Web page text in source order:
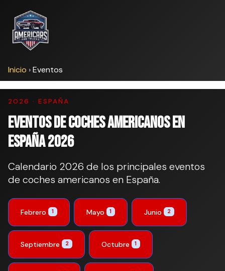
Inicio ›Eventos
2026 · ESPAÑA
Eventos de coches americanos en
España 2026
Calendario 2026 de los principales eventos
de coches americanos en España.
Febrero 1 Mayo 1 Junio 2
Septiembre 2 Octubre 1